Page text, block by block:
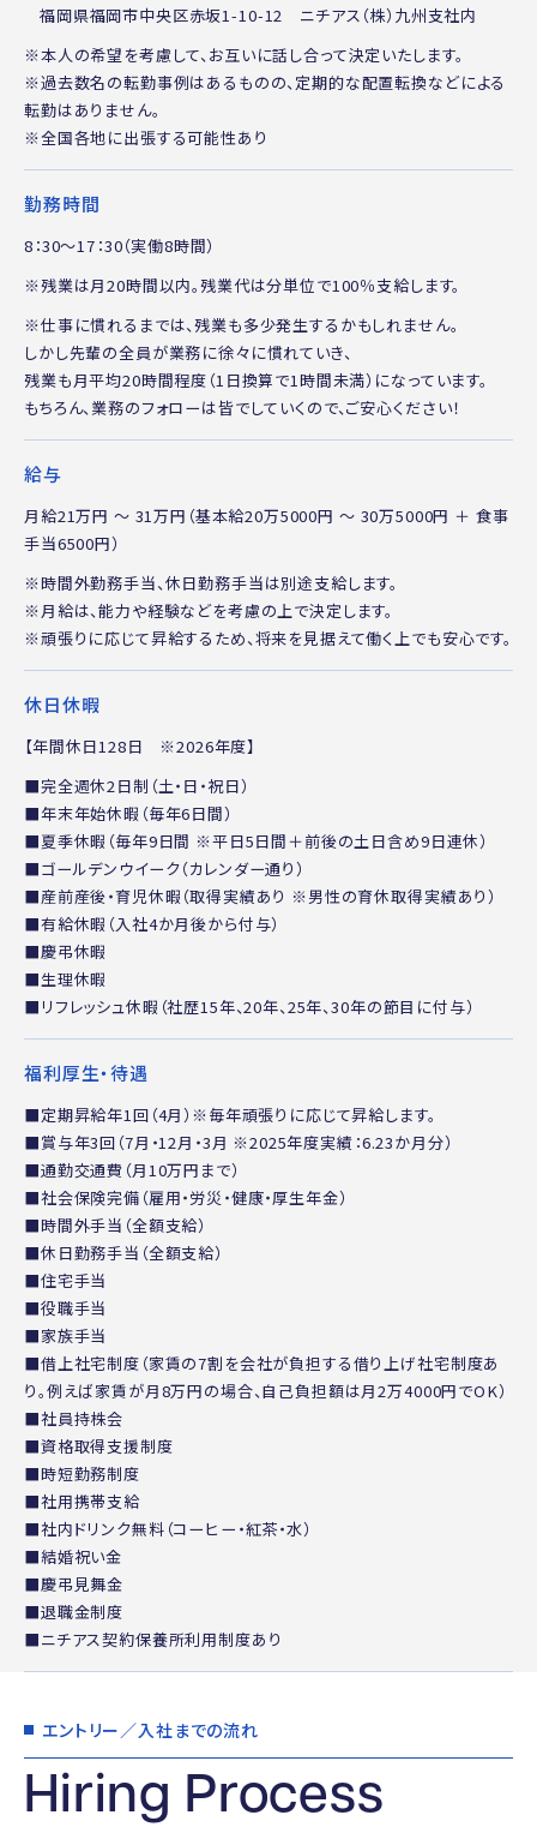
福岡県福岡市中央区赤坂1-10-12 ニチアス（株）九州支社内
※本人の希望を考慮して、お互いに話し合って決定いたします。
※過去数名の転勤事例はあるものの、定期的な配置転換などによる
転勤はありません。
※全国各地に出張する可能性あり
勤務時間
8：30～17：30（実働8時間）
※残業は月20時間以内。残業代は分単位で100％支給します。
※仕事に慣れるまでは、残業も多少発生するかもしれません。
しかし先輩の全員が業務に徐々に慣れていき、
残業も月平均20時間程度（1日換算で1時間未満）になっています。
もちろん、業務のフォローは皆でしていくので、ご安心ください！
給与
月給21万円 ～ 31万円（基本給20万5000円 ～ 30万5000円 ＋ 食事
手当6500円）
※時間外勤務手当、休日勤務手当は別途支給します。
※月給は、能力や経験などを考慮の上で決定します。
※頑張りに応じて昇給するため、将来を見据えて働く上でも安心です。
休日休暇
【年間休日128日 ※2026年度】
■完全週休2日制（土・日・祝日）
■年末年始休暇（毎年6日間）
■夏季休暇（毎年9日間 ※平日5日間＋前後の土日含め9日連休）
■ゴールデンウイーク（カレンダー通り）
■産前産後・育児休暇（取得実績あり ※男性の育休取得実績あり）
■有給休暇（入社4か月後から付与）
■慶弔休暇
■生理休暇
■リフレッシュ休暇（社歴15年、20年、25年、30年の節目に付与）
福利厚生・待遇
■定期昇給年1回（4月）※毎年頑張りに応じて昇給します。
■賞与年3回（7月・12月・3月 ※2025年度実績：6.23か月分）
■通勤交通費（月10万円まで）
■社会保険完備（雇用・労災・健康・厚生年金）
■時間外手当（全額支給）
■休日勤務手当（全額支給）
■住宅手当
■役職手当
■家族手当
■借上社宅制度（家賃の7割を会社が負担する借り上げ社宅制度あ
り。例えば家賃が月8万円の場合、自己負担額は月2万4000円でOK）
■社員持株会
■資格取得支援制度
■時短勤務制度
■社用携帯支給
■社内ドリンク無料（コーヒー・紅茶・水）
■結婚祝い金
■慶弔見舞金
■退職金制度
■ニチアス契約保養所利用制度あり
エントリー／入社までの流れ
Hiring Process